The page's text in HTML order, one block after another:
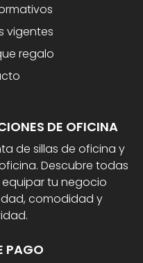
DE OFICINA
de sillas de oficina y
Descubre todas
tu negocio
comodidad y
PAGO
vigentes
regalo